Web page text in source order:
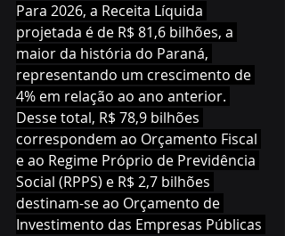
Para 2026, a Receita Líquida
projetada é de R$ 81,6 bilhões, a
maior da história do Paraná,
representando um crescimento de
4% em relação ao ano anterior.
Desse total, R$ 78,9 bilhões
correspondem ao Orçamento Fiscal
e ao Regime Próprio de Previdência
Social (RPPS) e R$ 2,7 bilhões
destinam-se ao Orçamento de
Investimento das Empresas Públicas